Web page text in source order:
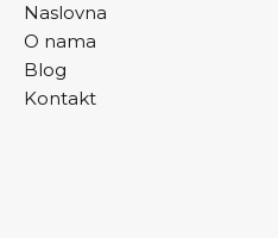
Naslovna
O nama
Blog
Kontakt